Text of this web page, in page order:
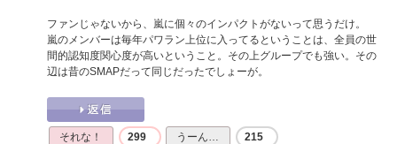
ファンじゃないから、嵐に個々のインパクトがないって思うだけ。
嵐のメンバーは毎年パワラン上位に入ってるということは、全員の世
間的認知度関心度が高いということ。その上グループでも強い。その
辺は昔のSMAPだって同じだったでしょーが。
それな！ 299 うーん… 215